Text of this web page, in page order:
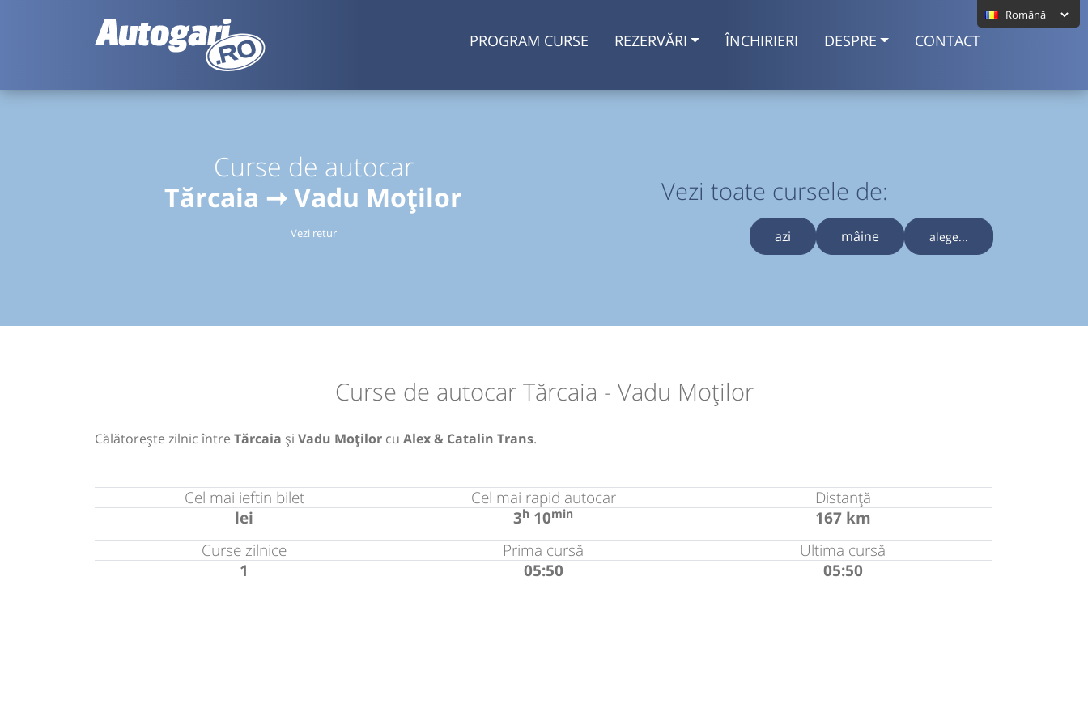
PROGRAM CURSE REZERVĂRI ÎNCHIRIERI DESPRE CONTACT
Curse de autocar
Tărcaia ➞ Vadu Moților
Vezi retur
Vezi toate cursele de:
azi mâine alege...
Curse de autocar Tărcaia - Vadu Moților
Călătorește zilnic între Tărcaia și Vadu Moților cu Alex & Catalin Trans.
Cel mai ieftin bilet
lei
Cel mai rapid autocar
3h 10min
Distanță
167 km
Curse zilnice
1
Prima cursă
05:50
Ultima cursă
05:50